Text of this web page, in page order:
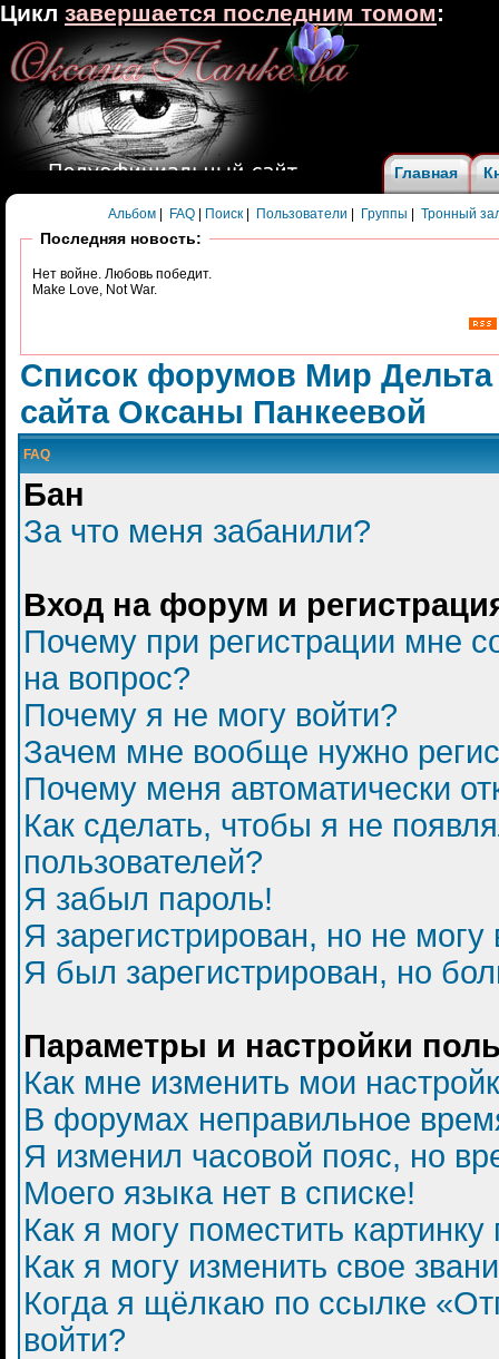
Главная
Альбом FAQ Поиск Пользователи Группы Тронный
Последняя новость:
Нет войне. Любовь победит.
Make Love, Not War.
Список форумов Мир
сайта Оксаны Панкеевой
FAQ
Бан
За что меня забанили?
Вход на форум и
Почему при регистрации мне
на вопрос?
Почему я не могу войти?
Зачем мне вообще нужно
Почему меня автоматически
Как сделать, чтобы я не
пользователей?
Я забыл пароль!
Я зарегистрирован, но не могу
Я был зарегистрирован, но
Параметры и настройки
Как мне изменить мои
В форумах неправильное
Я изменил часовой пояс, но
Моего языка нет в списке!
Как я могу поместить
Как я могу изменить свое
Когда я щёлкаю по ссылке
войти?
Цикл завершается последним томом: